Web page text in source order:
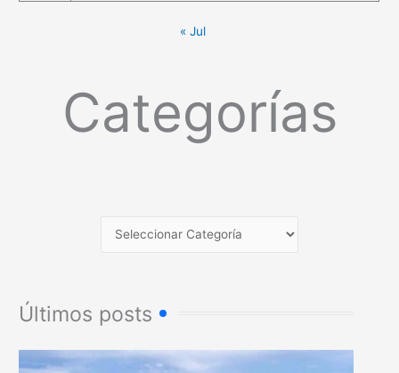
« Jul
Categorías
Últimos posts